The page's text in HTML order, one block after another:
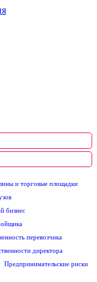
и торговые площадки
бизнес
перевозчика
директора
Предпринимательские риски